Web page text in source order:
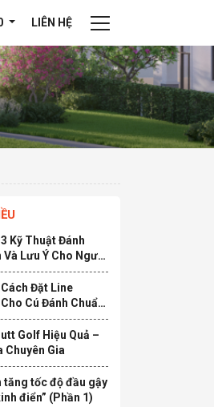
LIÊN HỆ
Kỹ Thuật Đánh
Và Lưu Ý Cho Người
Đặt Line
Cú Đánh Chuẩn
Golf Hiệu Quả –
Chuyên Gia
tăng tốc độ đầu gậy
điển” (Phần 1)